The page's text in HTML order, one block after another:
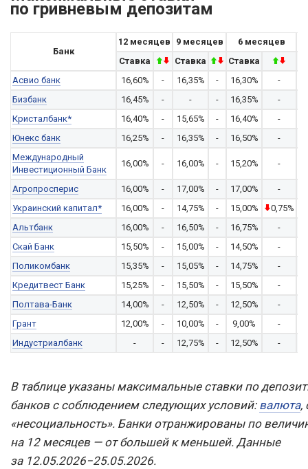
по гривневым депозитам
Банк
12 месяцев 9 месяцев 6 месяцев
Ставка
Ставка Ставка
Асвио банк
16,60% - 16,35% - 16,30% -
Бизбанк
16,45% - - - 16,35% -
Кристалбанк*
16,40% - 15,65% - 16,40% -
Юнекс банк
16,25% - 16,35% - 16,50% -
Международный
Инвестиционный Банк
16,00% - 16,00% - 15,20% -
Агропросперис 16,00% - 17,00% - 17,00% -
Украинский капитал*
16,00% - 14,75% - 15,00% 0,75%
Альтбанк
16,00% - 16,50% - 16,75%
-
Скай Банк
15,50% - 15,00% - 14,50% -
Поликомбанк
15,35% - 15,05% - 14,75% -
Кредитвест Банк
15,25% - 15,50% - 15,50% -
Полтава-Банк
14,00% - 12,50% - 12,50%
-
Грант
12,00% - 10,00% - 9,00%
-
Индустриалбанк
- - 12,75% - 12,50% -
В таблице указаны максимальные ставки по
банков с соблюдением следующих условий: валюта,
«несоциальность». Банки отранжированы по
на 12 месяцев — от большей к меньшей. Данные
за 12.05.2026−25.05.2026.